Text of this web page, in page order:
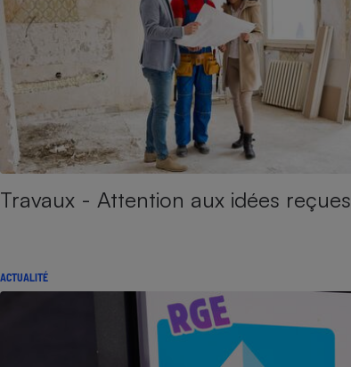
Travaux - Attention aux idées reçues
ACTUALITÉ